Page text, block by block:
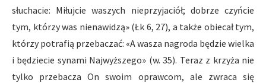
słuchacie: Miłujcie waszych nieprzyjaciół; dobrze czyńcie
tym, którzy was nienawidzą» (Łk 6, 27), a także obiecał tym,
którzy potrafią przebaczać: «A wasza nagroda będzie wielka
i będziecie synami Najwyższego» (w. 35). Teraz z krzyża nie
tylko przebacza On swoim oprawcom, ale zwraca się